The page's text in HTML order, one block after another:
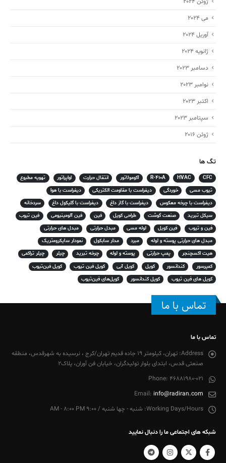
ژوئن 2024
می 2024
آوریل 2024
ژانویه 2024
دسامبر 2023
نوامبر 2023
اکتبر 2023
سپتامبر 2023
ژوئن 2016
تگ ها
CFC
HVAC
R-410A آکومولاتور انتقال حرارت اواپراتور
تهویه مطبوع
تیوب مسی
خوردگی دیفراست با مقاومت الکتریکی
دیفراست با هوا
دیفراست با چرخه معکوس
دیفراست با گاز داغ دیفراست با گلیکول داغ
سردخانه
سیکل تبرید
صنعت گوشت طراحی کویل فین فین آلومینیومی
فین تیوب
فین و تیوب
فین کویل لوله مسی مبدل حرارتی
مبدل های حرارتی
مبدل های حرارتی پوسته و لوله
مبرد مدار سابکول
نمودار سایکرومتریک
هیت اکسچنجر
پمپ حرارتی پوسته و لوله چرخه تبرید چیلر
چیلر تراکمی
کمپرسور
کندانسور کویل کویل آبی کویل فین تیوب
کویل فین‌تیوب
کویل های فین تیوب
کویل کندانسور کویل‌های فین‌تیوب
تماس با ما
تماس با ما
Address:
تهران، کیلومتر 19 جاده قدیم تهران/کرج ، نرسیده به شهرقدس، منطقه
صنعتی قدس، ابتدای بلوار تولیدگران، خیابان فن آوران، پلاک2
Phone: 46881980-021
Email: info@radiran.com
Working Days/Hours: شنبه - چها شنبه / 9:00 AM - 8:00 PM
شبکه های اجتماعی ما را دنبال نمایید